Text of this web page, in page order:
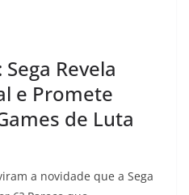
Revela
e Promete
de Luta
a novidade que a Sega